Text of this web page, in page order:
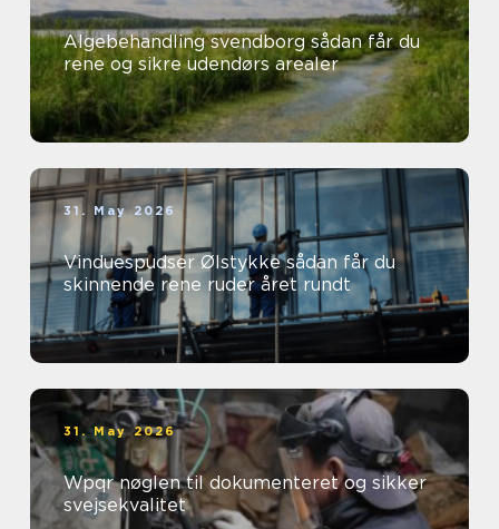
Algebehandling svendborg sådan får du
rene og sikre udendørs arealer
31. May 2026
Vinduespudser Ølstykke sådan får du
skinnende rene ruder året rundt
31. May 2026
Wpqr nøglen til dokumenteret og sikker
svejsekvalitet